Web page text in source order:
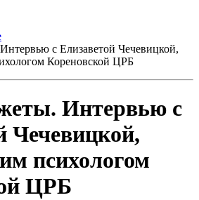
с Елизаветой Чечевицкой,
Кореновской ЦРБ
Интервью с
Чечевицкой,
психологом
ЦРБ